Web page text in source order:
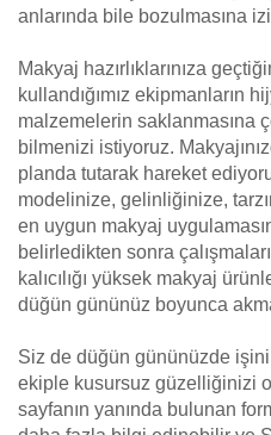
anlarında bile bozulmasına
Makyaj hazırlıklarınıza
kullandığımız ekipmanların
malzemelerin saklanmasına
bilmenizi istiyoruz.
planda tutarak hareket
modelinize, gelinliğinize,
en uygun makyaj
belirledikten sonra
kalıcılığı yüksek makyaj
düğün gününüz boyunca
Siz de düğün gününüzde
ekiple kusursuz güzelliğinizi
sayfanın yanında bulunan